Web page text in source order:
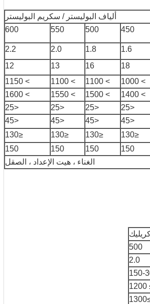
ألياف البوليستر / سكريم البوليستر
450
500
550
600
1.6
1.8
2.0
2.2
18
16
13
12
> 1000
> 1100
> 1100
> 1150
> 1400
> 1500
> 1550
> 1600
<25
<25
<25
<25
<45
<45
<45
<45
≤130
≤130
≤130
≤130
150
150
150
150
الغناء ، هيت الإعداد ، الصقل
500
2.0
150-